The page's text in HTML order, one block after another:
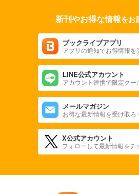
新刊やお得な情報をお
ブックライブアプリ
アプリの通知でお得情報を
LINE公式アカウント
アカウント連携で限定クー
メールマガジン
お得な最新情報を受け取ろ
X公式アカウント
フォローして最新情報をチ